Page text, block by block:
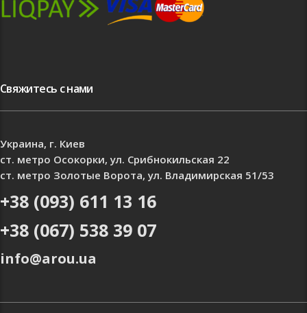
Свяжитесь с нами
Украина, г. Киев
ст. метро Осокорки, ул. Срибнокильская 22
ст. метро Золотые Ворота, ул. Владимирская 51/53
+38 (093) 611 13 16
+38 (067) 538 39 07
info@arou.ua